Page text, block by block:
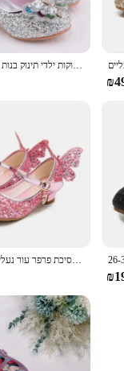
נסיכת נעלי תינוקות ילדי תינוק בנות קריסטל בלינג Bowknot יחיד סנדל מוצק אבזם רצועת ילדים של נעלי בנות B611
נסיכת פרפר עור נעלי ילדים יהלומי Bowknot גבוהה העקב ילדי ילדה ריקוד גליטר נעלי אופנה בנות מסיבת נעלי ריקוד